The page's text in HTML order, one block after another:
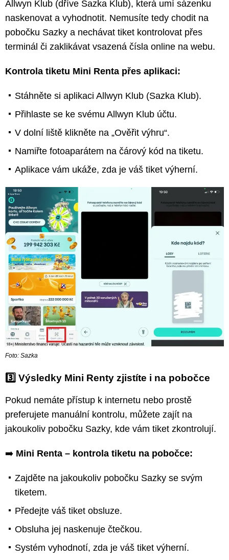
Allwyn Klub (dříve Sazka Klub), která umí sázenku
naskenovat a vyhodnotit. Nemusíte tedy chodit na
pobočku Sazky a nechávat tiket kontrolovat přes
terminál či zaklikávat vsazená čísla online na webu.
Kontrola tiketu Mini Renta přes aplikaci:
Stáhněte si aplikaci Allwyn Klub (Sazka Klub).
Přihlaste se ke svému Allwyn Klub účtu.
V dolní liště klikněte na „Ověřit výhru“.
Namiřte fotoaparátem na čárový kód na tiketu.
Aplikace vám ukáže, zda je váš tiket výherní.
Foto: Sazka
3️⃣ Výsledky Mini Renty zjistíte i na pobočce
Pokud nemáte přístup k internetu nebo prostě
preferujete manuální kontrolu, můžete zajít na
jakoukoliv pobočku Sazky, kde vám tiket zkontrolují.
➡️ Mini Renta – kontrola tiketu na pobočce:
Zajděte na jakoukoliv pobočku Sazky se svým
tiketem.
Předejte váš tiket obsluze.
Obsluha jej naskenuje čtečkou.
Systém vyhodnotí, zda je váš tiket výherní.